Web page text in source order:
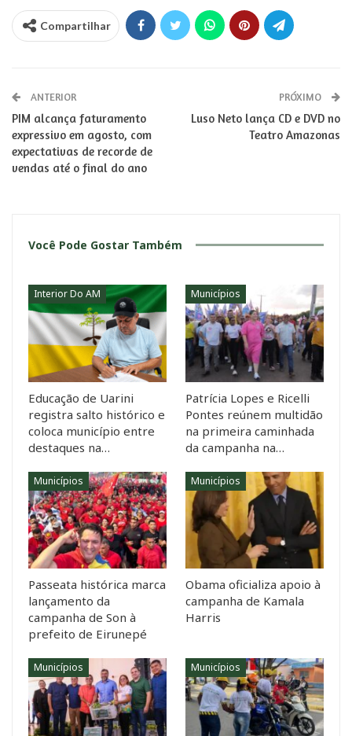
Compartilhar
ANTERIOR
PIM alcança faturamento
expressivo em agosto, com
expectativas de recorde de
vendas até o final do ano
PRÓXIMO
Luso Neto lança CD e DVD no
Teatro Amazonas
Você Pode Gostar Também
Interior Do AM
Educação de Uarini
registra salto histórico e
coloca município entre
destaques na…
Municípios
Patrícia Lopes e Ricelli
Pontes reúnem multidão
na primeira caminhada
da campanha na…
Municípios
Passeata histórica marca
lançamento da
campanha de Son à
prefeito de Eirunepé
Municípios
Obama oficializa apoio à
campanha de Kamala
Harris
Municípios Municípios